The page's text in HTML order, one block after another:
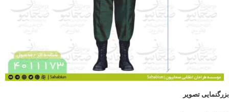
بزرگنمایی تصویر